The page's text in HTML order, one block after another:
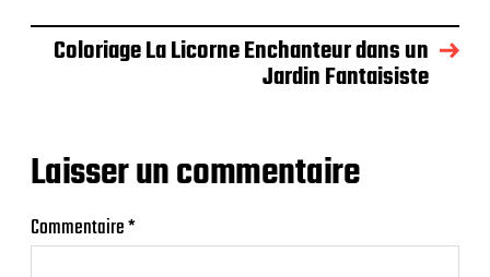
Coloriage La Licorne Enchanteur dans un
Jardin Fantaisiste
Laisser un commentaire
Commentaire*